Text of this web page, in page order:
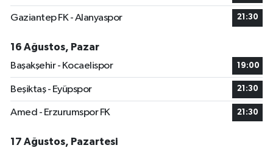
Gaziantep FK - Alanyaspor 21:30
16 Ağustos, Pazar
Başakşehir - Kocaelispor
19:00
Beşiktaş - Eyüpspor 21:30
Amed - Erzurumspor FK 21:30
17 Ağustos, Pazartesi